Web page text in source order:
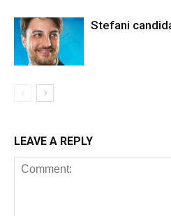
Stefani
LEAVE A REPLY